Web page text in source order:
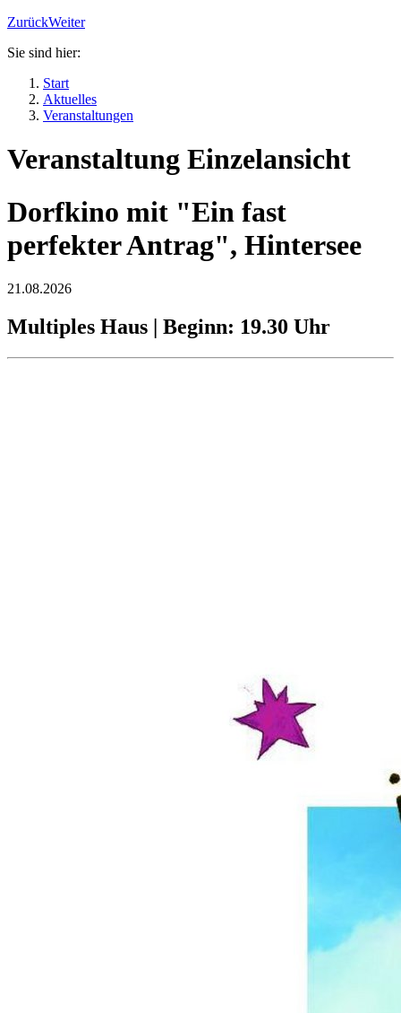
ZurückWeiter
Sie sind hier:
Start
Aktuelles
Veranstaltungen
Veranstaltung Einzelansicht
Dorfkino mit "Ein fast
perfekter Antrag", Hintersee
21.08.2026
Multiples Haus | Beginn: 19.30 Uhr